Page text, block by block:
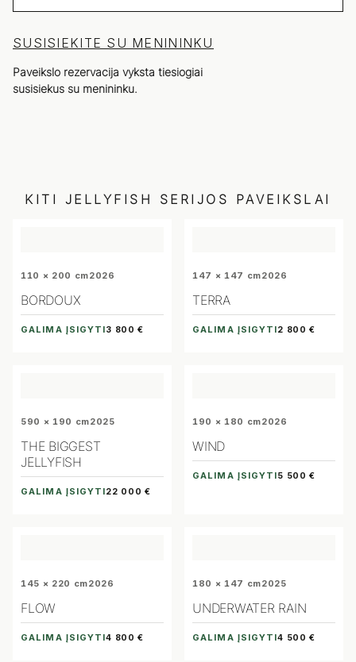
SUSISIEKITE SU MENININKU
Paveikslo rezervacija vyksta tiesiogiai
susisiekus su menininku.
KITI JELLYFISH SERIJOS PAVEIKSLAI
110 × 200 cm2026
BORDOUX
GALIMA ĮSIGYTI3 800 €
147 × 147 cm2026
TERRA
GALIMA ĮSIGYTI2 800 €
590 × 190 cm2025
THE BIGGEST
JELLYFISH
GALIMA ĮSIGYTI22 000 €
190 × 180 cm2026
WIND
GALIMA ĮSIGYTI5 500 €
145 × 220 cm2026
FLOW
GALIMA ĮSIGYTI4 800 €
180 × 147 cm2025
UNDERWATER RAIN
GALIMA ĮSIGYTI4 500 €